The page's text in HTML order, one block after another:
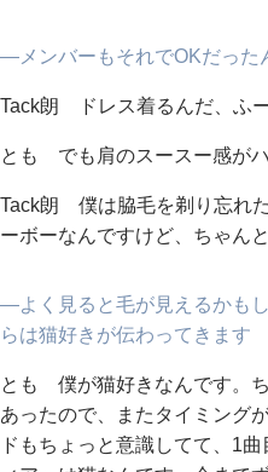
―メンバーもそれでOKだった
Tack朗 ドレス着るんだ、ふ
とも でも肩のスースー感が
Tack朗 僕は脇毛を剃り忘れ
ーボーなんですけど、ちゃん
―よく見ると毛が見えるかも
らは猫好きが伝わってきます
とも 僕が猫好きなんです。
あったので、またタイミング
ドもちょっと意識してて、1